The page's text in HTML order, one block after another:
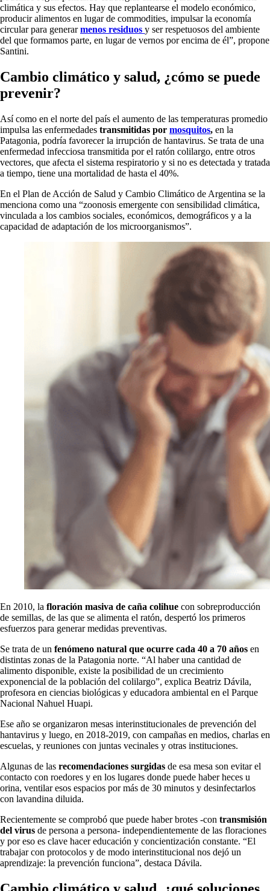
climática y sus efectos. Hay que replantearse el modelo económico,
producir alimentos en lugar de commodities, impulsar la economía
circular para generarmenos residuos y ser respetuosos del ambiente
del que formamos parte, en lugar de vernos por encima de él”, propone
Santini.
Cambio climático y salud, ¿cómo se puede
prevenir?
Así como en el norte del país el aumento de las temperaturas promedio
impulsa las enfermedades transmitidas por mosquitos, en la
Patagonia, podría favorecer la irrupción de hantavirus. Se trata de una
enfermedad infecciosa transmitida por el ratón colilargo, entre otros
vectores, que afecta el sistema respiratorio y si no es detectada y tratada
a tiempo, tiene una mortalidad de hasta el 40%.
En el Plan de Acción de Salud y Cambio Climático de Argentina se la
menciona como una “zoonosis emergente con sensibilidad climática,
vinculada a los cambios sociales, económicos, demográficos y a la
capacidad de adaptación de los microorganismos”.
En 2010, la floración masiva de caña colihue con sobreproducción
de semillas, de las que se alimenta el ratón, despertó los primeros
esfuerzos para generar medidas preventivas.
Se trata de un fenómeno natural que ocurre cada 40 a 70 años en
distintas zonas de la Patagonia norte. “Al haber una cantidad de
alimento disponible, existe la posibilidad de un crecimiento
exponencial de la población del colilargo”, explica Beatriz Dávila,
profesora en ciencias biológicas y educadora ambiental en el Parque
Nacional Nahuel Huapi.
Ese año se organizaron mesas interinstitucionales de prevención del
hantavirus y luego, en 2018-2019, con campañas en medios, charlas en
escuelas, y reuniones con juntas vecinales y otras instituciones.
Algunas de las recomendaciones surgidas de esa mesa son evitar el
contacto con roedores y en los lugares donde puede haber heces u
orina, ventilar esos espacios por más de 30 minutos y desinfectarlos
con lavandina diluida.
Recientemente se comprobó que puede haber brotes -con transmisión
del virus de persona a persona- independientemente de las floraciones
y por eso es clave hacer educación y concientización constante. “El
trabajar con protocolos y de modo interinstitucional nos dejó un
aprendizaje: la prevención funciona”, destaca Dávila.